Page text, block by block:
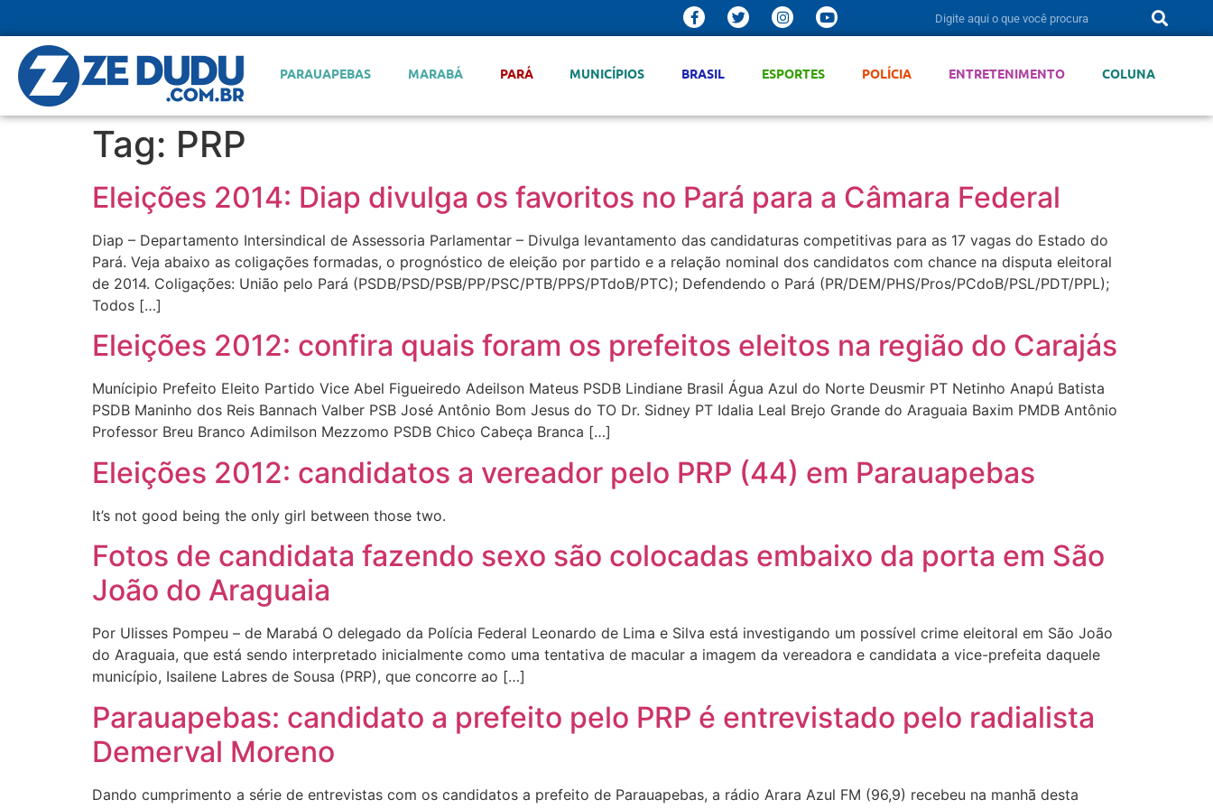
PARAUAPEBAS MARABÁ PARÁ MUNICÍPIOS BRASIL ESPORTES POLÍCIA ENTRETENIMENTO COLUNA
Tag: PRP
Eleições 2014: Diap divulga os favoritos no Pará para a Câmara Federal
Diap – Departamento Intersindical de Assessoria Parlamentar – Divulga levantamento das candidaturas competitivas para as 17 vagas do Estado do
Pará. Veja abaixo as coligações formadas, o prognóstico de eleição por partido e a relação nominal dos candidatos com chance na disputa eleitoral
de 2014. Coligações: União pelo Pará (PSDB/PSD/PSB/PP/PSC/PTB/PPS/PTdoB/PTC); Defendendo o Pará (PR/DEM/PHS/Pros/PCdoB/PSL/PDT/PPL);
Todos […]
Eleições 2012: confira quais foram os prefeitos eleitos na região do Carajás
Munícipio Prefeito Eleito Partido Vice Abel Figueiredo Adeilson Mateus PSDB Lindiane Brasil Água Azul do Norte Deusmir PT Netinho Anapú Batista
PSDB Maninho dos Reis Bannach Valber PSB José Antônio Bom Jesus do TO Dr. Sidney PT Idalia Leal Brejo Grande do Araguaia Baxim PMDB Antônio
Professor Breu Branco Adimilson Mezzomo PSDB Chico Cabeça Branca […]
Eleições 2012: candidatos a vereador pelo PRP (44) em Parauapebas
It’s not good being the only girl between those two.
Fotos de candidata fazendo sexo são colocadas embaixo da porta em São
João do Araguaia
Por Ulisses Pompeu – de Marabá O delegado da Polícia Federal Leonardo de Lima e Silva está investigando um possível crime eleitoral em São João
do Araguaia, que está sendo interpretado inicialmente como uma tentativa de macular a imagem da vereadora e candidata a vice-prefeita daquele
município, Isailene Labres de Sousa (PRP), que concorre ao […]
Parauapebas: candidato a prefeito pelo PRP é entrevistado pelo radialista
Demerval Moreno
Dando cumprimento a série de entrevistas com os candidatos a prefeito de Parauapebas, a rádio Arara Azul FM (96,9) recebeu na manhã desta